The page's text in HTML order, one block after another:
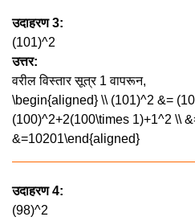
उदाहरण 3:
(101)^2
उत्तर:
वरील विस्तार सूत्र 1 वापरून,
\begin{aligned} \\ (101)^2 &=
(100)^2+2(100\times 1)+1^2 \\
&=10201\end{aligned}
उदाहरण 4:
(98)^2